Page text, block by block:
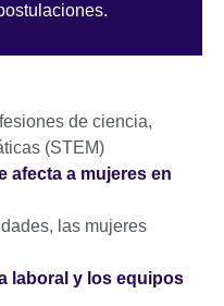
de ciencia,
(STEM)
afecta a mujeres en
las mujeres
laboral y los equipos